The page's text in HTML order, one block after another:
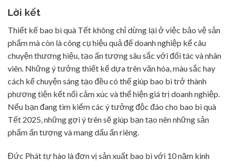
Lời kết
Thiết kế bao bì quà Tết không chỉ dừng lại ở việc bảo vệ sản
phẩm mà còn là công cụ hiệu quả để doanh nghiệp kể câu
chuyện thương hiệu, tạo ấn tượng sâu sắc với đối tác và nhân
viên. Những ý tưởng thiết kế dựa trên văn hóa, màu sắc hay
cách kể chuyện sáng tạo đều có thể giúp bao bì trở thành
phương tiện kết nối cảm xúc và thể hiện giá trị doanh nghiệp.
Nếu bạn đang tìm kiếm các ý tưởng độc đáo cho bao bì quà
Tết 2025, những gợi ý trên sẽ giúp bạn tạo nên những sản
phẩm ấn tượng và mang dấu ấn riêng.
Đức Phát tự hào là đơn vị sản xuất bao bì với 10 năm kinh